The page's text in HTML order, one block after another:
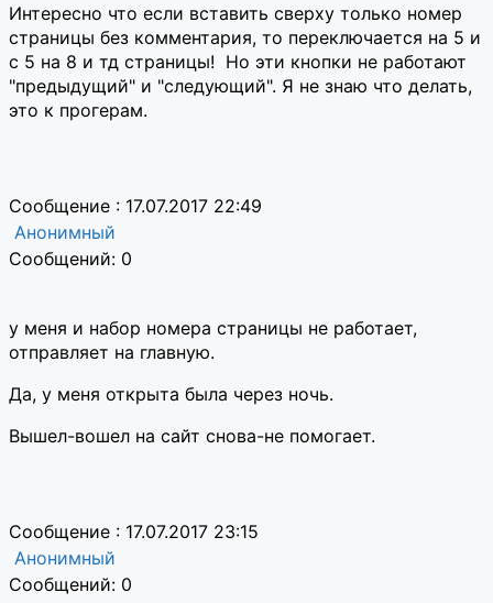
Интересно что если вставить сверху только номер
страницы без комментария, то переключается на 5 и
с 5 на 8 и тд страницы! Но эти кнопки не работают
"предыдущий" и "следующий". Я не знаю что делать,
это к прогерам.
Сообщение : 17.07.2017 22:49
Анонимный
Сообщений: 0
у меня и набор номера страницы не работает,
отправляет на главную.
Да, у меня открыта была через ночь.
Вышел-вошел на сайт снова-не помогает.
Сообщение : 17.07.2017 23:15
Анонимный
Сообщений: 0